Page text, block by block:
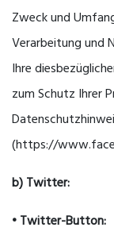
Zweck und
Verarbeitung und
Ihre
zum Schutz Ihrer
(https://
b) Twitter:
• Twitter-Button: